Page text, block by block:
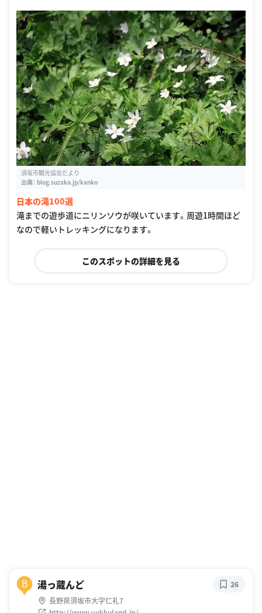
須坂市観光協会だより
出典： blog.suzaka.jp/kanko
日本の滝100選
滝までの遊歩道にニリンソウが咲いています。周遊1時間ほど
なので軽いトレッキングになります。
このスポットの詳細を見る
B 湯っ蔵んど
長野県須坂市大字仁礼7
26